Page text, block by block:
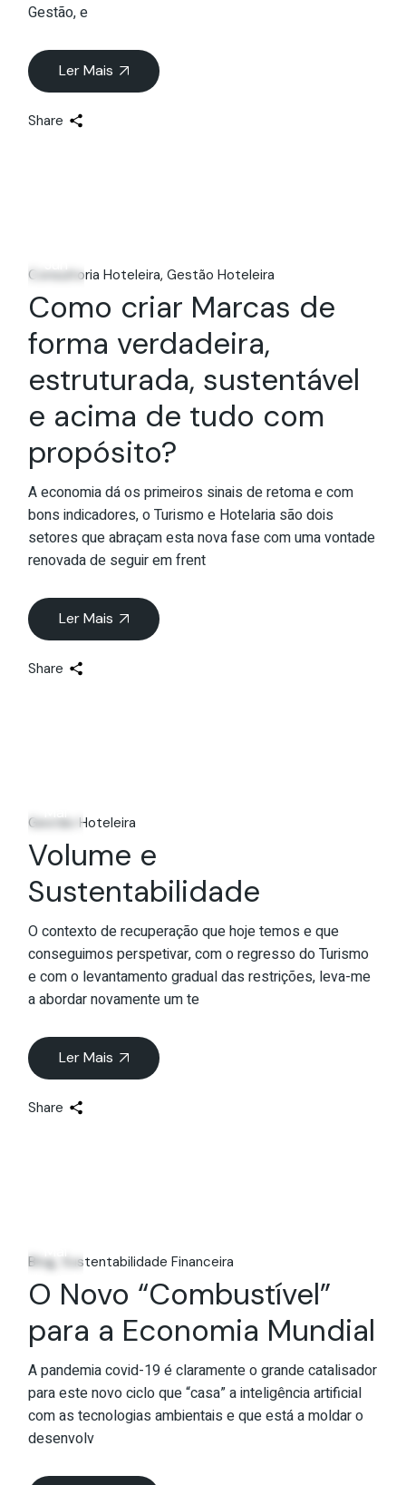
Gestão, e
Ler Mais
Share
Jun
Consultoria Hoteleira Gestão Hoteleira
Como criar Marcas de
forma verdadeira,
estruturada, sustentável
e acima de tudo com
propósito?
A economia dá os primeiros sinais de retoma e com
bons indicadores, o Turismo e Hotelaria são dois
setores que abraçam esta nova fase com uma vontade
renovada de seguir em frent
Ler Mais
Share
Mai
Gestão Hoteleira
Volume e
Sustentabilidade
O contexto de recuperação que hoje temos e que
conseguimos perspetivar, com o regresso do Turismo
e com o levantamento gradual das restrições, leva-me
a abordar novamente um te
Ler Mais
Share
Mai
Blog Sustentabilidade Financeira
O Novo “Combustível”
para a Economia Mundial
A pandemia covid-19 é claramente o grande catalisador
para este novo ciclo que “casa” a inteligência artificial
com as tecnologias ambientais e que está a moldar o
desenvolv